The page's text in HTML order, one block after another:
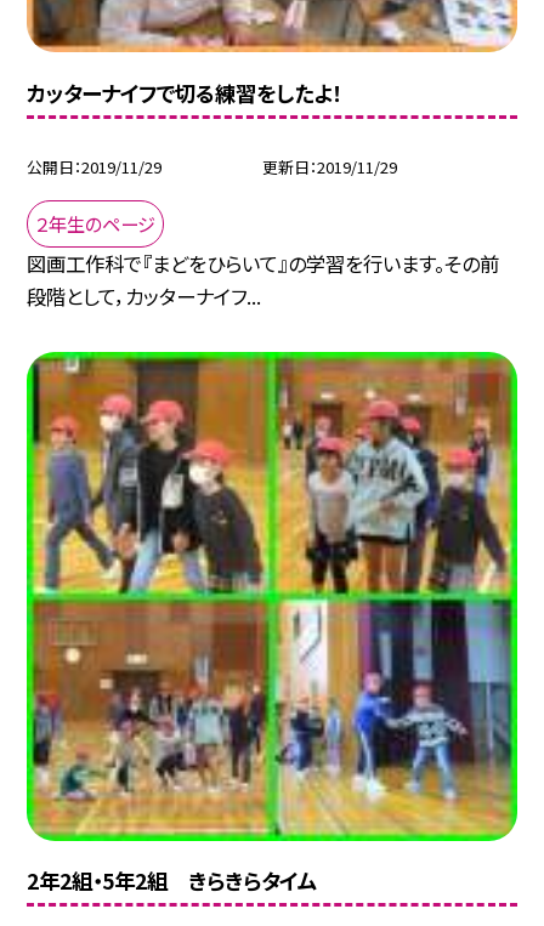
カッターナイフで切る練習をしたよ！
公開日 2019/11/29 更新日 2019/11/29
２年生のページ
図画工作科で『まどをひらいて』の学習を行います。その前
段階として，カッターナイフ...
2年2組・5年2組 きらきらタイム